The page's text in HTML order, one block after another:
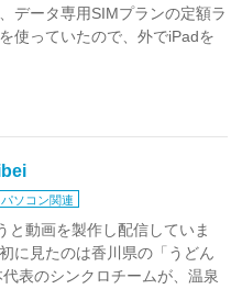
データ専用SIMプランの定額ラ
使っていたので、外でiPadを
パソコン関連
と動画を製作し配信していま
に見たのは香川県の「うどん
表のシンクロチームが、温泉